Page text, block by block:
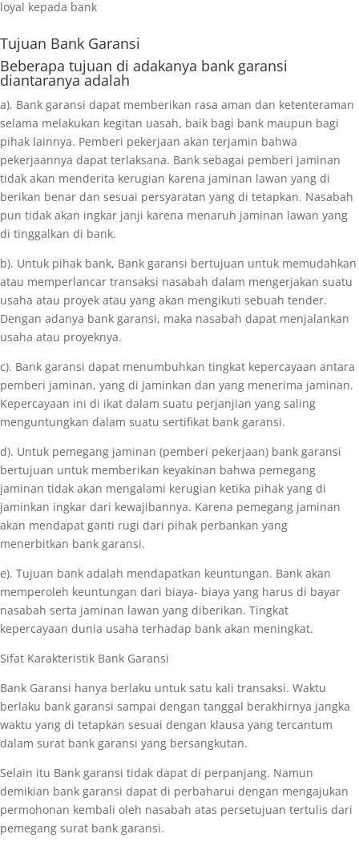
loyal kepada bank
Tujuan Bank Garansi
Beberapa tujuan di adakanya bank garansi
diantaranya adalah
a). Bank garansi dapat memberikan rasa aman dan ketenteraman
selama melakukan kegitan uasah, baik bagi bank maupun bagi
pihak lainnya. Pemberi pekerjaan akan terjamin bahwa
pekerjaannya dapat terlaksana. Bank sebagai pemberi jaminan
tidak akan menderita kerugian karena jaminan lawan yang di
berikan benar dan sesuai persyaratan yang di tetapkan. Nasabah
pun tidak akan ingkar janji karena menaruh jaminan lawan yang
di tinggalkan di bank.
b). Untuk pihak bank, Bank garansi bertujuan untuk memudahkan
atau memperlancar transaksi nasabah dalam mengerjakan suatu
usaha atau proyek atau yang akan mengikuti sebuah tender.
Dengan adanya bank garansi, maka nasabah dapat menjalankan
usaha atau proyeknya.
c). Bank garansi dapat menumbuhkan tingkat kepercayaan antara
pemberi jaminan, yang di jaminkan dan yang menerima jaminan.
Kepercayaan ini di ikat dalam suatu perjanjian yang saling
menguntungkan dalam suatu sertifikat bank garansi.
d). Untuk pemegang jaminan (pemberi pekerjaan) bank garansi
bertujuan untuk memberikan keyakinan bahwa pemegang
jaminan tidak akan mengalami kerugian ketika pihak yang di
jaminkan ingkar dari kewajibannya. Karena pemegang jaminan
akan mendapat ganti rugi dari pihak perbankan yang
menerbitkan bank garansi.
e). Tujuan bank adalah mendapatkan keuntungan. Bank akan
memperoleh keuntungan dari biaya- biaya yang harus di bayar
nasabah serta jaminan lawan yang diberikan. Tingkat
kepercayaan dunia usaha terhadap bank akan meningkat.
Sifat Karakteristik Bank Garansi
Bank Garansi hanya berlaku untuk satu kali transaksi. Waktu
berlaku bank garansi sampai dengan tanggal berakhirnya jangka
waktu yang di tetapkan sesuai dengan klausa yang tercantum
dalam surat bank garansi yang bersangkutan.
Selain itu Bank garansi tidak dapat di perpanjang. Namun
demikian bank garansi dapat di perbaharui dengan mengajukan
permohonan kembali oleh nasabah atas persetujuan tertulis dari
pemegang surat bank garansi.